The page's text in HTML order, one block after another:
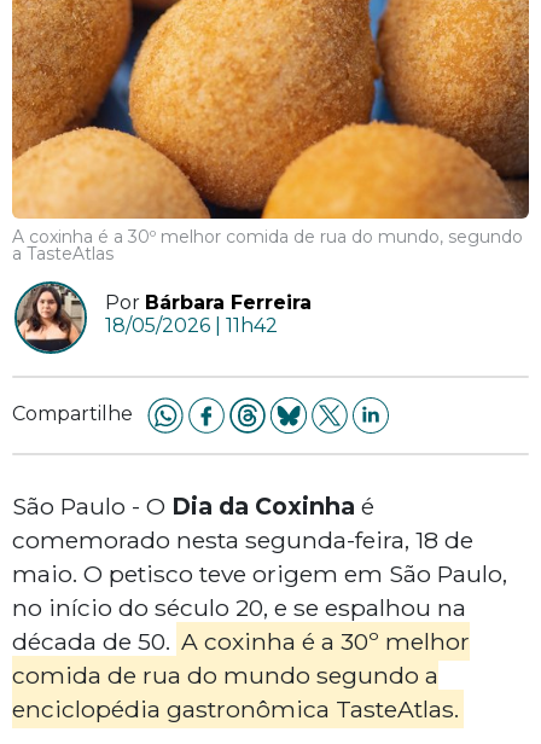
A coxinha é a 30º melhor comida de rua do mundo, segundo
a TasteAtlas
Por Bárbara Ferreira
18/05/2026 | 11h42
Compartilhe
São Paulo - O Dia da Coxinha é
comemorado nesta segunda-feira, 18 de
maio. O petisco teve origem em São Paulo,
no início do século 20, e se espalhou na
década de 50. A coxinha é a 30º melhor
comida de rua do mundo segundo a
enciclopédia gastronômica TasteAtlas.